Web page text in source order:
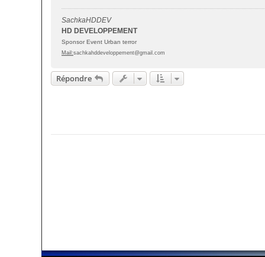
g
e
SachkaHDDEV
HD DEVELOPPEMENT
Sponsor Event Urban terror
Mail:sachkahddeveloppement@gmail.com
Répondre